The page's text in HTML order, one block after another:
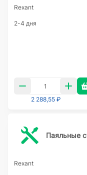
Rexant
2-4 дня
2 288,55 ₽
Паяльные
Rexant